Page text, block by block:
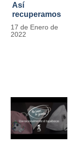
Así
recuperamos
las bancas del
Park Way
17 de Enero de
2022